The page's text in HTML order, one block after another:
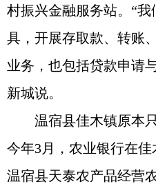
村振兴金融服务站。“
具，开展存取款、转账
业务，也包括贷款申请
新城说。
温宿县佳木镇原本
今年3月，农业银行在
温宿县天泰农产品经营